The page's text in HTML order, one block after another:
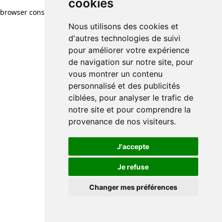
cookies
Nous utilisons des cookies et
d'autres technologies de suivi
pour améliorer votre expérience
de navigation sur notre site, pour
vous montrer un contenu
personnalisé et des publicités
ciblées, pour analyser le trafic de
notre site et pour comprendre la
provenance de nos visiteurs.
J'accepte
Je refuse
Changer mes préférences
browser console for more information)